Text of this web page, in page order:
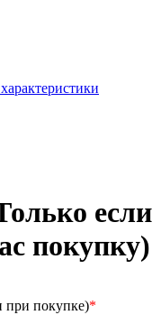
если
покупку)
при покупке)*